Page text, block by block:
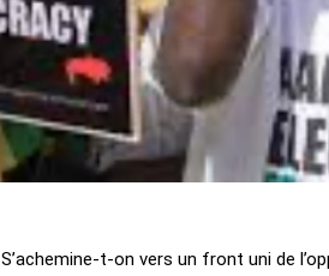
S’achemine-t-on vers un front uni de